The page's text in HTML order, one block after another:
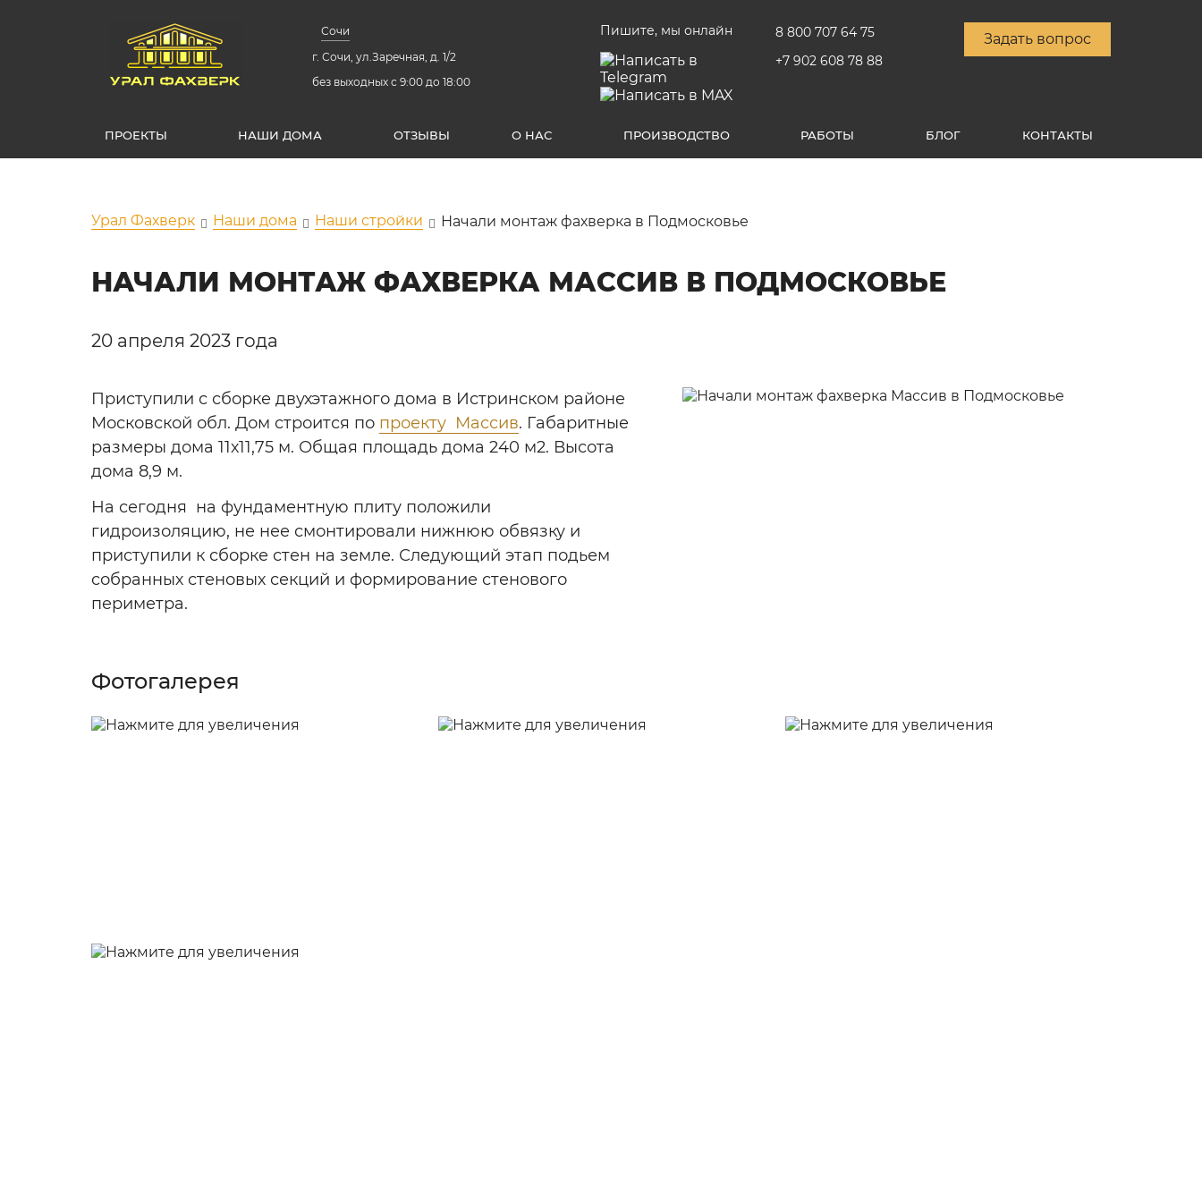
Сочи
г. Сочи, ул.Заречная, д. 1/2
без выходных с 9:00 до 18:00
Пишите, мы онлайн
8 800 707 64 75
+7 902 608 78 88
Задать вопрос
ПРОЕКТЫ НАШИ ДОМА ОТЗЫВЫ О НАС ПРОИЗВОДСТВО РАБОТЫ БЛОГ КОНТАКТЫ
Урал Фахверк Наши дома Наши стройки Начали монтаж фахверка в Подмосковье
НАЧАЛИ МОНТАЖ ФАХВЕРКА МАССИВ В ПОДМОСКОВЬЕ
20 апреля 2023 года
Приступили с сборке двухэтажного дома в Истринском районе
Московской обл. Дом строится по проекту Массив. Габаритные
размеры дома 11х11,75 м. Общая площадь дома 240 м2. Высота
дома 8,9 м.
На сегодня на фундаментную плиту положили
гидроизоляцию, не нее смонтировали нижнюю обвязку и
приступили к сборке стен на земле. Следующий этап подьем
собранных стеновых секций и формирование стенового
периметра.
Фотогалерея